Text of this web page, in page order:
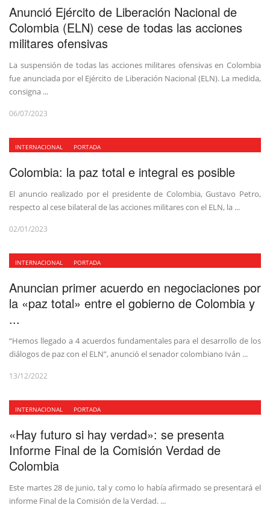
Anunció Ejército de Liberación Nacional de
Colombia (ELN) cese de todas las acciones
militares ofensivas
La suspensión de todas las acciones militares ofensivas en Colombia
fue anunciada por el Ejército de Liberación Nacional (ELN). La medida,
consigna ...
06/07/2023
INTERNACIONAL PORTADA
Colombia: la paz total e integral es posible
El anuncio realizado por el presidente de Colombia, Gustavo Petro,
respecto al cese bilateral de las acciones militares con el ELN, la ...
02/01/2023
INTERNACIONAL PORTADA
Anuncian primer acuerdo en negociaciones por
la «paz total» entre el gobierno de Colombia y
...
“Hemos llegado a 4 acuerdos fundamentales para el desarrollo de los
diálogos de paz con el ELN”, anunció el senador colombiano Iván ...
13/12/2022
INTERNACIONAL PORTADA
«Hay futuro si hay verdad»: se presenta
Informe Final de la Comisión Verdad de
Colombia
Este martes 28 de junio, tal y como lo había afirmado se presentará el
informe Final de la Comisión de la Verdad. ...